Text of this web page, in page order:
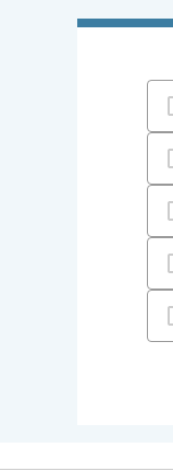
精算
支払
TypeScriptのご経験を
での開発が得意な方に
にはフルリモートでの